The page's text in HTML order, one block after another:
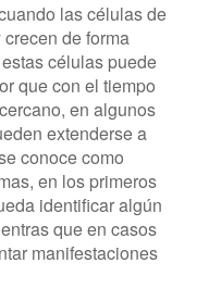
las células de
de forma
células puede
que con el tiempo
en algunos
extenderse a
conoce como
en los primeros
identificar algún
que en casos
manifestaciones